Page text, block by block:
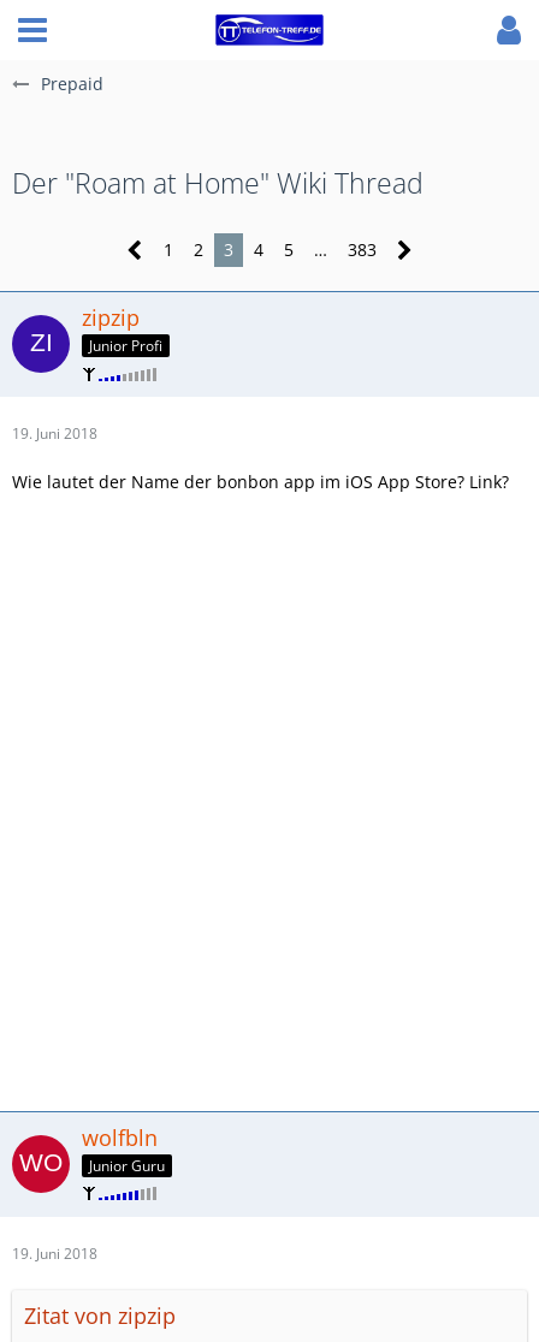
Prepaid
Der "Roam at Home" Wiki Thread
1 2 3 4 5 … 383
zipzip
Junior Profi
19. Juni 2018
Wie lautet der Name der bonbon app im iOS App Store? Link?
wolfbln
Junior Guru
19. Juni 2018
Zitat von zipzip